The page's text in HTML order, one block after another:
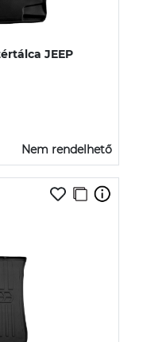
JEEP
Nem rendelhető